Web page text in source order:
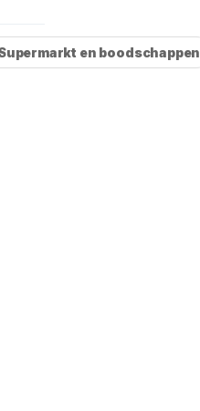
en boodschappen